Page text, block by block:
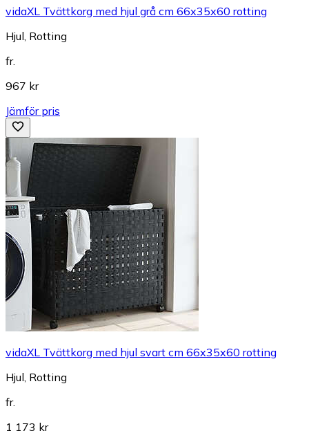
vidaXL Tvättkorg med hjul grå cm 66x35x60 rotting
Hjul, Rotting
fr.
967 kr
Jämför pris
vidaXL Tvättkorg med hjul svart cm 66x35x60 rotting
Hjul, Rotting
fr.
1 173 kr